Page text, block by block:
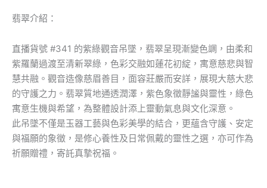
翡翠介紹：
直播貨號 #341 的紫綠觀音吊墜，翡翠呈現漸變色調，由柔和
紫羅蘭過渡至清新翠綠，色彩交融如蓮花初綻，寓意慈悲與智
慧共融。觀音造像慈眉善目，面容莊嚴而安詳，展現大慈大悲
的守護之力。翡翠質地通透潤澤，紫色象徵靜謐與靈性，綠色
寓意生機與希望，為整體設計添上靈動氣息與文化深意。
此吊墜不僅是玉器工藝與色彩美學的結合，更蘊含守護、安定
與福願的象徵，是修心養性及日常佩戴的靈性之選，亦可作為
祈願贈禮，寄託真摯祝福。